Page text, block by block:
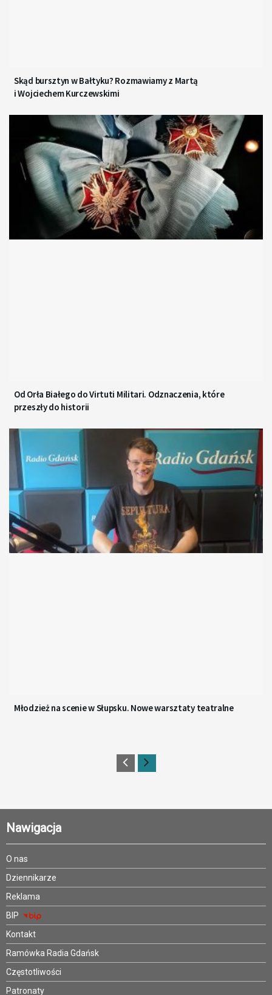
Skąd bursztyn w Bałtyku? Rozmawiamy z Martą
i Wojciechem Kurczewskimi
Od Orła Białego do Virtuti Militari. Odznaczenia, które
przeszły do historii
Młodzież na scenie w Słupsku. Nowe warsztaty teatralne
Nawigacja
O nas
Dziennikarze
Reklama
BIP
Kontakt
Ramówka Radia Gdańsk
Częstotliwości
Patronaty